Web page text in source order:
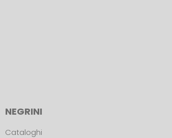
NEGRINI
Cataloghi